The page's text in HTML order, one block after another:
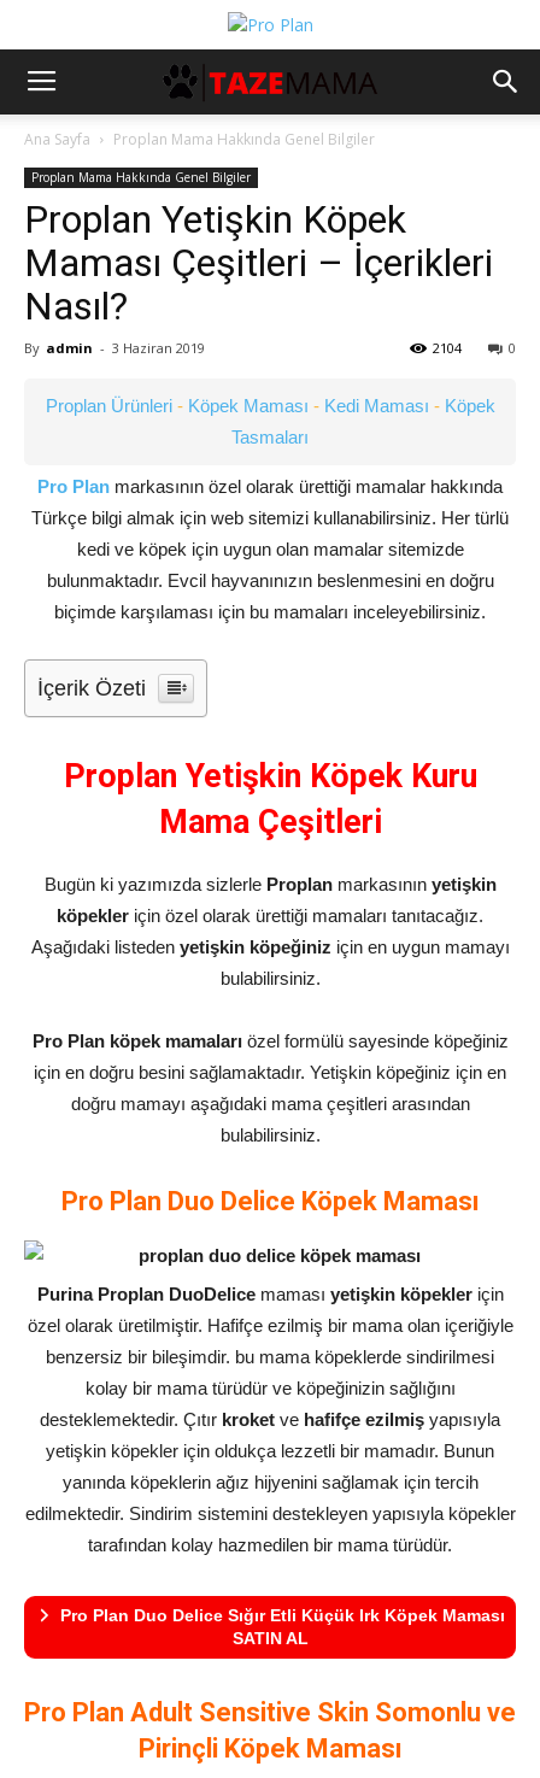
Ana Sayfa Proplan Mama Hakkında Genel Bilgiler
Proplan Mama Hakkında Genel Bilgiler
Proplan Yetişkin Köpek
Maması Çeşitleri – İçerikleri
Nasıl?
By admin - 3 Haziran 2019 0
2104
Proplan Ürünleri- Köpek Maması - Kedi Maması - Köpek
Tasmaları
Pro Plan markasının özel olarak ürettiği mamalar hakkında
Türkçe bilgi almak için web sitemizi kullanabilirsiniz. Her türlü
kedi ve köpek için uygun olan mamalar sitemizde
bulunmaktadır. Evcil hayvanınızın beslenmesini en doğru
biçimde karşılaması için bu mamaları inceleyebilirsiniz.
İçerik Özeti
Proplan Yetişkin Köpek Kuru
Mama Çeşitleri
Bugün ki yazımızda sizlerle Proplanmarkasının yetişkin
köpekler için özel olarak ürettiği mamaları tanıtacağız.
Aşağıdaki listeden yetişkin köpeğiniz için en uygun mamayı
bulabilirsiniz.
Pro Plan köpek mamalarıözel formülü sayesinde köpeğiniz
için en doğru besini sağlamaktadır. Yetişkin köpeğiniz için en
doğru mamayı aşağıdaki mama çeşitleri arasından
bulabilirsiniz.
Pro Plan Duo Delice Köpek Maması
Purina Proplan DuoDelicemaması yetişkin köpekleriçin
özel olarak üretilmiştir. Hafifçe ezilmiş bir mama olan içeriğiyle
benzersiz bir bileşimdir. bu mama köpeklerde sindirilmesi
kolay bir mama türüdür ve köpeğinizin sağlığını
desteklemektedir. Çıtır kroket ve hafifçe ezilmiş yapısıyla
yetişkin köpekler için oldukça lezzetli bir mamadır. Bunun
yanında köpeklerin ağız hijyenini sağlamak için tercih
edilmektedir. Sindirim sistemini destekleyen yapısıyla köpekler
tarafından kolay hazmedilen bir mama türüdür.
Pro Plan Duo Delice Sığır Etli Küçük Irk Köpek Maması
SATIN AL
Pro Plan Adult Sensitive Skin Somonlu ve
Pirinçli Köpek Maması